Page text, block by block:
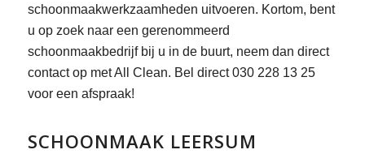
schoonmaakwerkzaamheden uitvoeren. Kortom, bent
u op zoek naar een gerenommeerd
schoonmaakbedrijf bij u in de buurt, neem dan direct
contact op met All Clean. Bel direct 030 228 13 25
voor een afspraak!
SCHOONMAAK LEERSUM